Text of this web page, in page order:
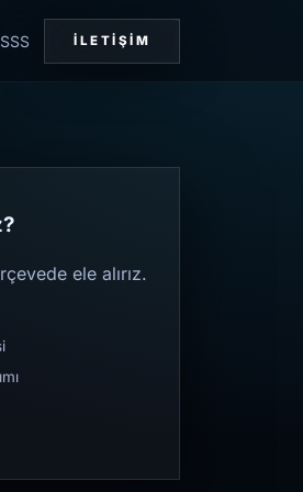
SSS İLETIŞIM
ele alırız.